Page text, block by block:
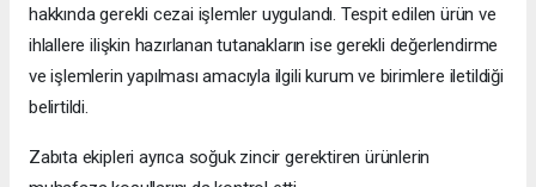
hakkında gerekli cezai işlemler uygulandı. Tespit edilen ürün ve
ihlallere ilişkin hazırlanan tutanakların ise gerekli değerlendirme
ve işlemlerin yapılması amacıyla ilgili kurum ve birimlere iletildiği
belirtildi.
Zabıta ekipleri ayrıca soğuk zincir gerektiren ürünlerin